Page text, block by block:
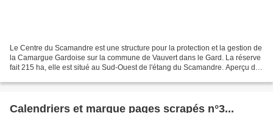
Le Centre du Scamandre est une structure pour la protection et la gestion de
la Camargue Gardoise sur la commune de Vauvert dans le Gard. La réserve
fait 215 ha, elle est situé au Sud-Ouest de l'étang du Scamandre. Aperçu du
Calendriers et marque pages scrapés n°3...